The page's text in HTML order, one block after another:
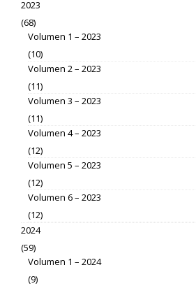
2023
(68)
Volumen 1 – 2023
(10)
Volumen 2 – 2023
(11)
Volumen 3 – 2023
(11)
Volumen 4 – 2023
(12)
Volumen 5 – 2023
(12)
Volumen 6 – 2023
(12)
2024
(59)
Volumen 1 – 2024
(9)